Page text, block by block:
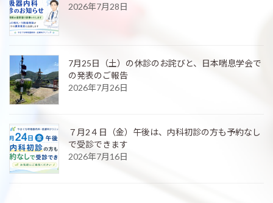
2026年7月28日
7月25日（土）の休診のお詫びと、日本喘息学会で
の発表のご報告
2026年7月26日
７月2４日（金）午後は、内科初診の方も予約なし
で受診できます
2026年7月16日